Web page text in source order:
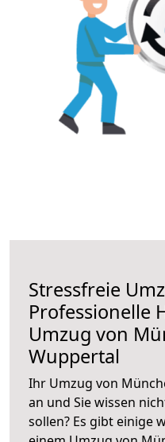
Stressfreie
Professionelle
Umzug von
Wuppertal
Ihr Umzug von
an und Sie wissen
sollen? Es gibt einige